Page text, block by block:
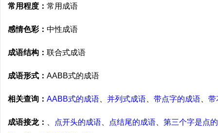
常用程度： 常用成语
感情色彩： 中性成语
成语结构： 联合式成语
成语形式： AABB式的成语
相关查询： AABB式的成语 并列式成语 带点字的成语 带
成语接龙： 点开头的成语 点结尾的成语
第三个字是点